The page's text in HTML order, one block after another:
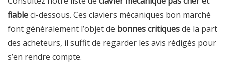
fiableci-dessous. Ces claviers mécaniques bon marché
font généralement l’objet de bonnes critiquesde la part
des acheteurs, il suffit de regarder les avis rédigés pour
s’en rendre compte.